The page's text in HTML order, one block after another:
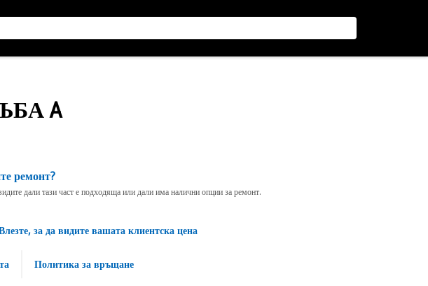
A
ремонт?
дали тази част е подходяща или дали има налични опции за ремонт.
за да видите вашата клиентска цена
Политика за връщане